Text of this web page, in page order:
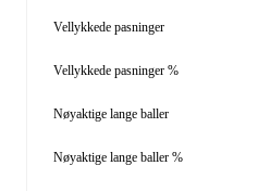
Vellykkede pasninger
Vellykkede pasninger %
Nøyaktige lange baller
Nøyaktige lange baller %